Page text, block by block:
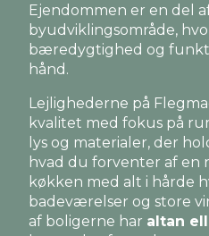
Ejendommen er en del
byudviklingsområde,
bæredygtighed og
hånd.
Lejlighederne på
kvalitet med fokus på
lys og materialer, der
hvad du forventer af en
køkken med alt i hårde
badeværelser og store
af boligerne har altan